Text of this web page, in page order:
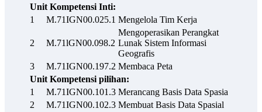
Unit Kompetensi Inti:
1
M.71IGN00.025.1 Mengelola Tim Kerja
2 M.71lGN00.098.2
Mengoperasikan Perangkat
Lunak Sistem Informasi
Geografis
3
M.71IGN00.197.2 Membaca Peta
Unit Kompetensi pilihan:
1
M.71IGN00.101.3 Merancang Basis Data Spasia
2
M.71IGN00.102.3 Membuat Basis Data Spasial